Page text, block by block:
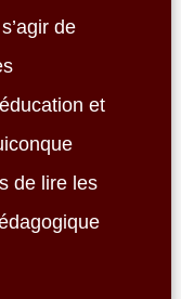
de
et
de lire les